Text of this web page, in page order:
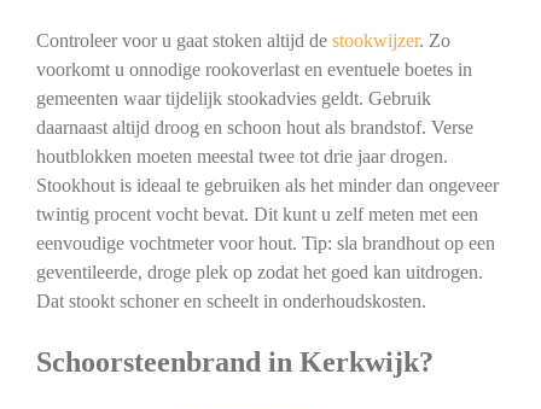
Controleer voor u gaat stoken altijd de stookwijzer. Zo
voorkomt u onnodige rookoverlast en eventuele boetes in
gemeenten waar tijdelijk stookadvies geldt. Gebruik
daarnaast altijd droog en schoon hout als brandstof. Verse
houtblokken moeten meestal twee tot drie jaar drogen.
Stookhout is ideaal te gebruiken als het minder dan ongeveer
twintig procent vocht bevat. Dit kunt u zelf meten met een
eenvoudige vochtmeter voor hout. Tip: sla brandhout op een
geventileerde, droge plek op zodat het goed kan uitdrogen.
Dat stookt schoner en scheelt in onderhoudskosten.
Schoorsteenbrand in Kerkwijk?